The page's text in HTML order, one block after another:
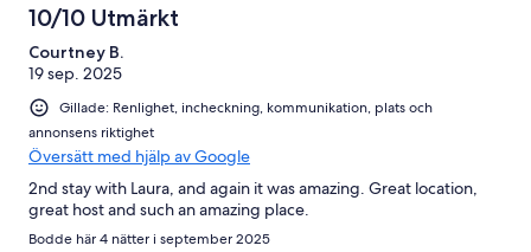
10/10 Utmärkt
Courtney B.
19 sep. 2025
Gillade: Renlighet, incheckning, kommunikation, plats och
annonsens riktighet
Översätt med hjälp av Google
2nd stay with Laura, and again it was amazing. Great location,
great host and such an amazing place.
Bodde här 4 nätter i september 2025